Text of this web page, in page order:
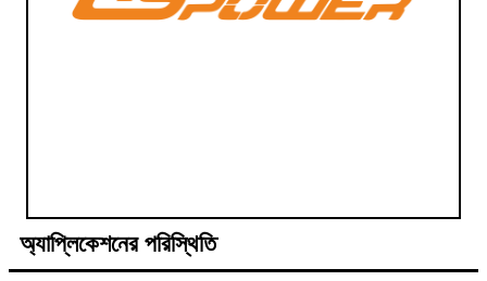
অ্যাপ্লিকেশনের পরিস্থিতি